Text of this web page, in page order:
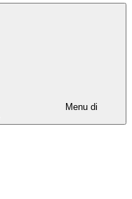
Menu di